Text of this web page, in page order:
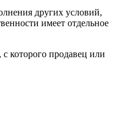
других условий,
имеет отдельное
которого продавец или